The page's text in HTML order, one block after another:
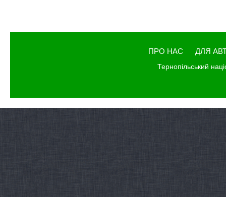
ПРО НАС ДЛЯ
Тернопільський